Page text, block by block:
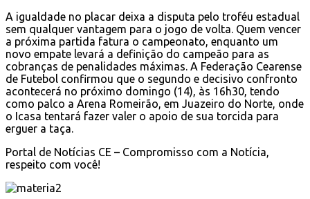
A igualdade no placar deixa a disputa pelo troféu estadual
sem qualquer vantagem para o jogo de volta. Quem vencer
a próxima partida fatura o campeonato, enquanto um
novo empate levará a definição do campeão para as
cobranças de penalidades máximas. A Federação Cearense
de Futebol confirmou que o segundo e decisivo confronto
acontecerá no próximo domingo (14), às 16h30, tendo
como palco a Arena Romeirão, em Juazeiro do Norte, onde
o Icasa tentará fazer valer o apoio de sua torcida para
erguer a taça.
Portal de Notícias CE – Compromisso com a Notícia,
respeito com você!